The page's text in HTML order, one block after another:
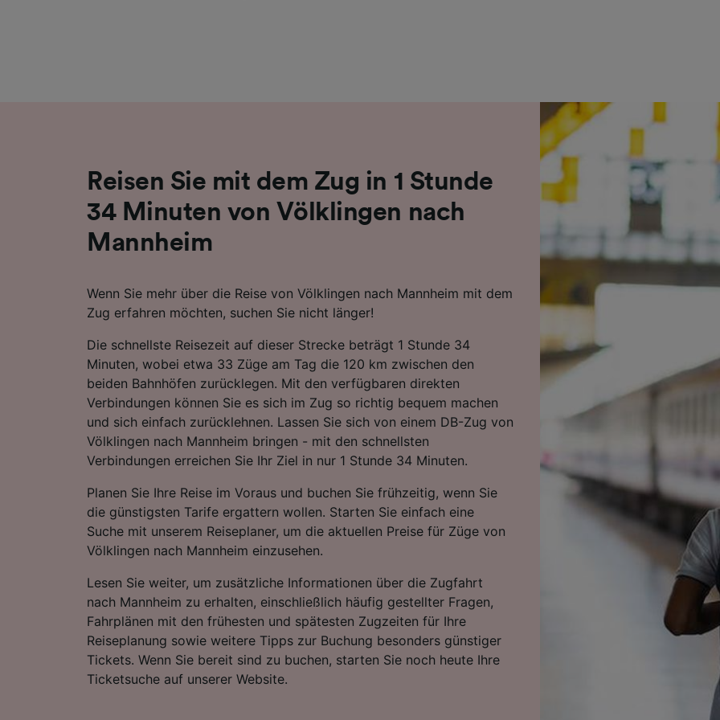
Reisen Sie mit dem Zug in 1 Stunde
34 Minuten von Völklingen nach
Mannheim
Wenn Sie mehr über die Reise von Völklingen nach Mannheim mit dem
Zug erfahren möchten, suchen Sie nicht länger!
Die schnellste Reisezeit auf dieser Strecke beträgt 1 Stunde 34
Minuten, wobei etwa 33 Züge am Tag die 120 km zwischen den
beiden Bahnhöfen zurücklegen. Mit den verfügbaren direkten
Verbindungen können Sie es sich im Zug so richtig bequem machen
und sich einfach zurücklehnen. Lassen Sie sich von einem DB-Zug von
Völklingen nach Mannheim bringen - mit den schnellsten
Verbindungen erreichen Sie Ihr Ziel in nur 1 Stunde 34 Minuten.
Planen Sie Ihre Reise im Voraus und buchen Sie frühzeitig, wenn Sie
die günstigsten Tarife ergattern wollen. Starten Sie einfach eine
Suche mit unserem Reiseplaner, um die aktuellen Preise für Züge von
Völklingen nach Mannheim einzusehen.
Lesen Sie weiter, um zusätzliche Informationen über die Zugfahrt
nach Mannheim zu erhalten, einschließlich häufig gestellter Fragen,
Fahrplänen mit den frühesten und spätesten Zugzeiten für Ihre
Reiseplanung sowie weitere Tipps zur Buchung besonders günstiger
Tickets. Wenn Sie bereit sind zu buchen, starten Sie noch heute Ihre
Ticketsuche auf unserer Website.